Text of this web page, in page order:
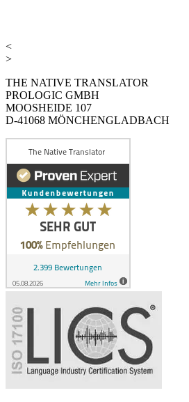
<
>
THE NATIVE TRANSLATOR
PROLOGIC GMBH
MOOSHEIDE 107
D-41068 MÖNCHENGLADBACH